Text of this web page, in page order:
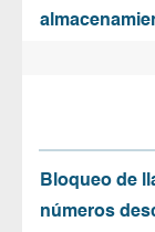
Bloqueo de
números